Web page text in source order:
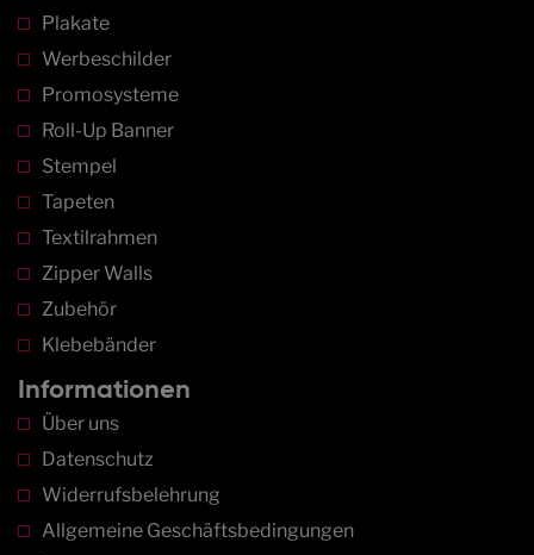
Plakate
Werbeschilder
Promosysteme
Roll-Up Banner
Stempel
Tapeten
Textilrahmen
Zipper Walls
Zubehör
Klebebänder
Informationen
Über uns
Datenschutz
Widerrufsbelehrung
Allgemeine Geschäftsbedingungen